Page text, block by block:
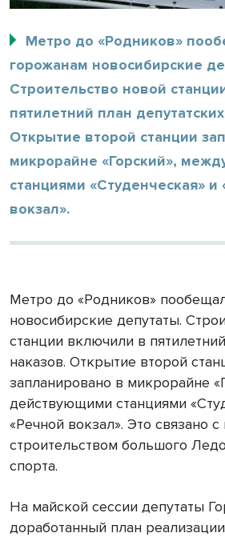
Метро до «Родников»
горожанам новосибирские
Строительство новой
пятилетний план
Открытие второй станции
микрорайне «Горский»,
станциями «Студенческая» и
вокзал».
Метро до «Родников»
новосибирские депутаты.
станции включили в
наказов. Открытие второй
запланировано в микрорайне
действующими станциями
«Речной вокзал». Это связано
строительством большого
спорта.
На майской сессии депутаты
доработанный план